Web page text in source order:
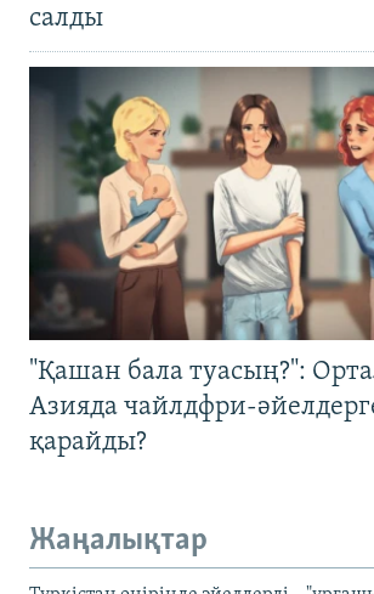
салды
"Қашан бала туасың?":
Азияда чайлдфри-
қарайды?
Жаңалықтар